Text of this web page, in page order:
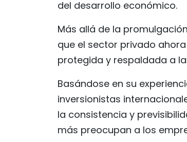
del desarrollo económico.
Más allá de la
que el sector privado
protegida y respaldada a
Basándose en su
inversionistas
la consistencia y
más preocupan a los